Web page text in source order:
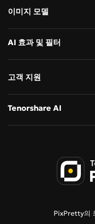
PixPretty의
AI 객체 제거
사진 배경 변경
일괄 크기 조정
일괄 이름 변경
이미지 모델
Nano Banana 2
Qwen-Image-2.0
AI 효과 및 필터
지브리 스타일 AI
이미지 → 스케치
치비 캐릭터 생성
고객 지원
회사 소개
Tenorshare AI
Tenorshare AI 이미지 감
PDNob 온라인 에디터